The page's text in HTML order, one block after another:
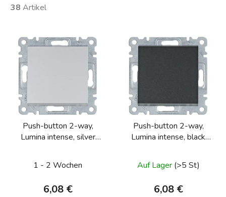
38 Artikel
Push-button 2-way,
Lumina intense, silver
1 - 2 Wochen
6,08 €
Push-button 2-way,
Lumina intense, black
Auf Lager (>5 St)
6,08 €